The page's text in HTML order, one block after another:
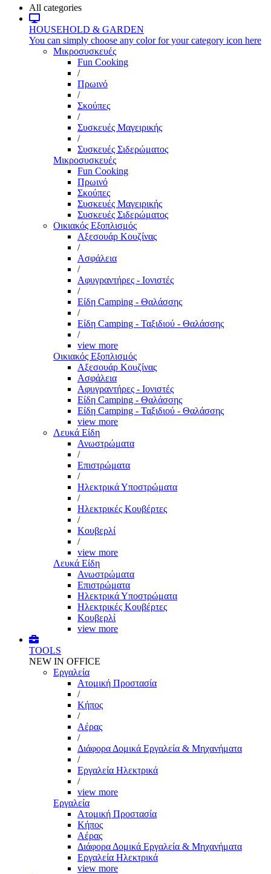
All categories
HOUSEHOLD & GARDEN
You can simply choose any color for your category icon here
Μικροσυσκευές
Fun Cooking
/
Πρωινό
/
Σκούπες
/
Συσκευές Μαγειρικής
/
Συσκευές Σιδερώματος
Μικροσυσκευές
Fun Cooking
Πρωινό
Σκούπες
Συσκευές Μαγειρικής
Συσκευές Σιδερώματος
Οικιακός Εξοπλισμός
Αξεσουάρ Κουζίνας
/
Ασφάλεια
/
Αφυγραντήρες - Ιονιστές
/
Είδη Camping - Θαλάσσης
/
Είδη Camping - Ταξιδιού - Θαλάσσης
/
view more
Οικιακός Εξοπλισμός
Αξεσουάρ Κουζίνας
Ασφάλεια
Αφυγραντήρες - Ιονιστές
Είδη Camping - Θαλάσσης
Είδη Camping - Ταξιδιού - Θαλάσσης
view more
Λευκά Είδη
Ανωστρώματα
/
Επιστρώματα
/
Ηλεκτρικά Υποστρώματα
/
Ηλεκτρικές Κουβέρτες
/
Κουβερλί
/
view more
Λευκά Είδη
Ανωστρώματα
Επιστρώματα
Ηλεκτρικά Υποστρώματα
Ηλεκτρικές Κουβέρτες
Κουβερλί
view more
TOOLS
NEW IN OFFICE
Εργαλεία
Aτομική Προστασία
/
Kήπος
/
Αέρας
/
Διάφορα Δομικά Εργαλεία & Μηχανήματα
/
Εργαλεία Ηλεκτρικά
/
view more
Εργαλεία
Aτομική Προστασία
Kήπος
Αέρας
Διάφορα Δομικά Εργαλεία & Μηχανήματα
Εργαλεία Ηλεκτρικά
view more